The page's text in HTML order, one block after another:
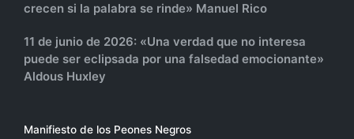
crecen si la palabra se rinde» Manuel Rico
11 de junio de 2026: «Una verdad que no interesa
puede ser eclipsada por una falsedad emocionante»
Aldous Huxley
Manifiesto de los Peones Negros